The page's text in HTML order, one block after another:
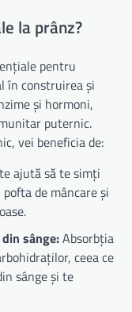
la prânz?
pentru
în construirea și
și hormoni,
puternic.
vei beneficia de:
ajută să te simți
de mâncare și
sânge:Absorbția
ceea ce
sânge și te